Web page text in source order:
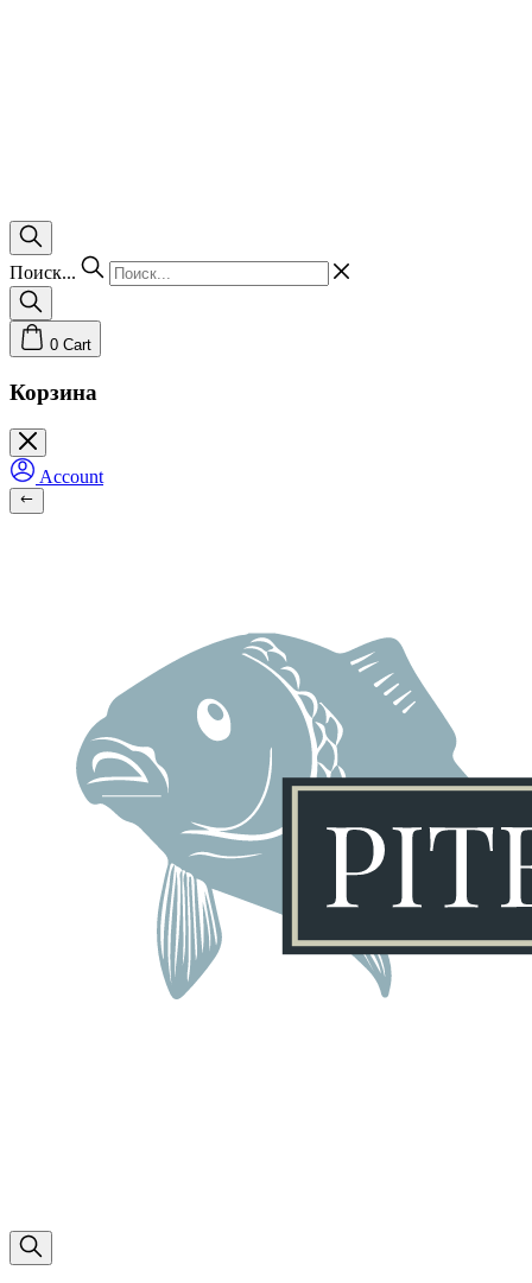
Поиск...
0 Cart
Корзина
Account